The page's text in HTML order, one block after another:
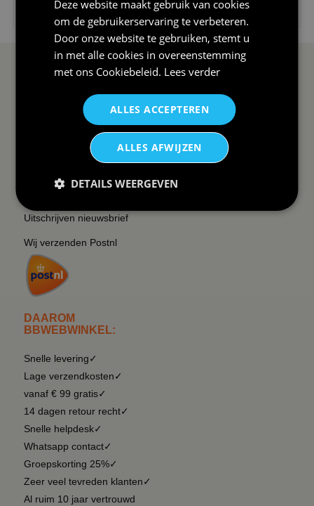
I love korfbal t-shirt sport s...
SERVICE EN INFO
Veel gestelde vragen
Uitschrijven nieuwsbrief
Wij verzenden Postnl
DAAROM
BBWEBWINKEL:
Snelle levering✓
Lage verzendkosten✓
vanaf € 99 gratis✓
14 dagen retour recht✓
Snelle helpdesk✓
Whatsapp contact✓
Groepskorting 25%✓
Zeer veel tevreden klanten✓
Al ruim 10 jaar vertrouwd
OVERZICHT
Sitemapping
Overzicht thema's
Overzicht rubrieken
Deze website maakt gebruik van cookies
om de gebruikerservaring te verbeteren.
Door onze website te gebruiken, stemt u
in met alle cookies in overeenstemming
met ons Cookiebeleid. Lees verder
ALLES ACCEPTEREN
ALLES AFWIJZEN
DETAILS WEERGEVEN